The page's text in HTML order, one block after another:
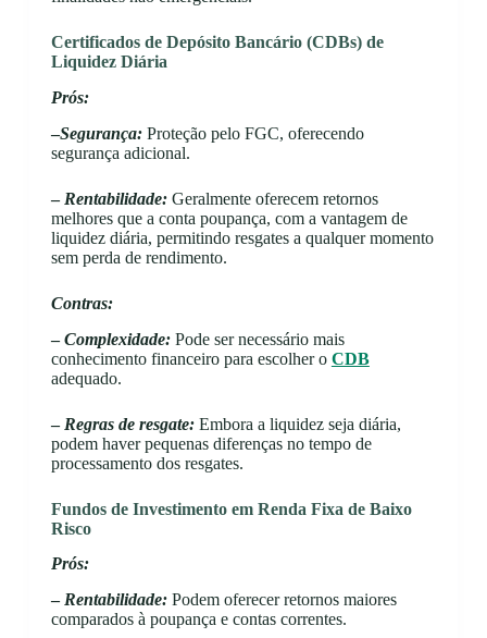
Certificados de Depósito Bancário (CDBs) de
Liquidez Diária
Prós:
–Segurança:Proteção pelo FGC, oferecendo
segurança adicional.
– Rentabilidade:Geralmente oferecem retornos
melhores que a conta poupança, com a vantagem de
liquidez diária, permitindo resgates a qualquer momento
sem perda de rendimento.
Contras:
–Complexidade:Pode ser necessário mais
conhecimento financeiro para escolher o CDB
adequado.
– Regras de resgate:Embora a liquidez seja diária,
podem haver pequenas diferenças no tempo de
processamento dos resgates.
Fundos de Investimento em Renda Fixa de Baixo
Risco
Prós:
– Rentabilidade:Podem oferecer retornos maiores
comparados à poupança e contas correntes.